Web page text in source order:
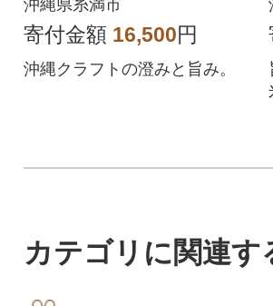
沖縄県糸満市
寄付金額 16,500円
沖縄クラフトの澄みと旨み。
カテゴリに関連す